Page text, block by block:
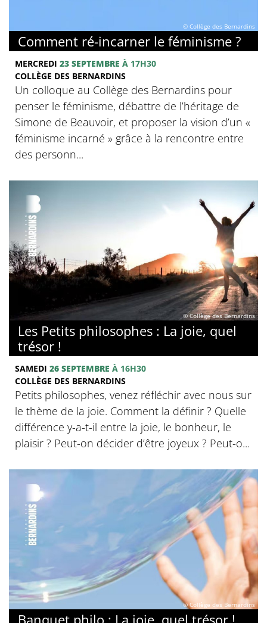
© Collège des Bernardins
Comment ré-incarner le féminisme ?
MERCREDI 23 SEPTEMBRE À 17H30
COLLÈGE DES BERNARDINS
Un colloque au Collège des Bernardins pour
penser le féminisme, débattre de l’héritage de
Simone de Beauvoir, et proposer la vision d’un «
féminisme incarné » grâce à la rencontre entre
des personn...
© Collège des Bernardins
Les Petits philosophes : La joie, quel
trésor !
SAMEDI 26 SEPTEMBRE À 16H30
COLLÈGE DES BERNARDINS
Petits philosophes, venez réfléchir avec nous sur
le thème de la joie. Comment la définir ? Quelle
différence y-a-t-il entre la joie, le bonheur, le
plaisir ? Peut-on décider d’être joyeux ? Peut-o...
© Collège des Bernardins
Banquet philo : La joie, quel trésor !